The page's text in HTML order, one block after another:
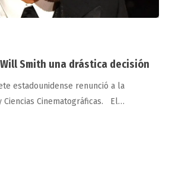
Smith una drástica decisión
estadounidense renunció a la
Ciencias Cinematográficas. El…